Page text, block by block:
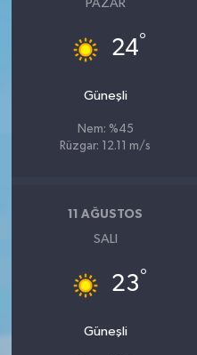
PAZAR
24°
Güneşli
Nem: %45
Rüzgar: 12.11 m/s
11 AĞUSTOS
SALI
23°
Güneşli